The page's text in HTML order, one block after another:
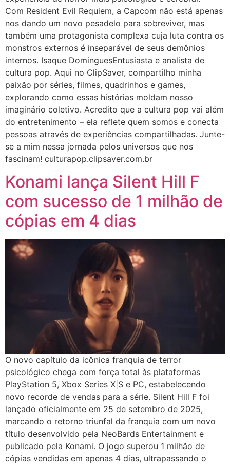
Com Resident Evil Requiem, a Capcom não está apenas
nos dando um novo pesadelo para sobreviver, mas
também uma protagonista complexa cuja luta contra os
monstros externos é inseparável de seus demônios
internos. Isaque DominguesEntusiasta e analista de
cultura pop. Aqui no ClipSaver, compartilho minha
paixão por séries, filmes, quadrinhos e games,
explorando como essas histórias moldam nosso
imaginário coletivo. Acredito que a cultura pop vai além
do entretenimento – ela reflete quem somos e conecta
pessoas através de experiências compartilhadas. Junte-
se a mim nessa jornada pelos universos que nos
fascinam! culturapop.clipsaver.com.br
Konami lança Silent Hill F
com sucesso de 1 milhão de
cópias em 4 dias
O novo capítulo da icônica franquia de terror
psicológico chega com força total às plataformas
PlayStation 5, Xbox Series X|S e PC, estabelecendo
novo recorde de vendas para a série. Silent Hill F foi
lançado oficialmente em 25 de setembro de 2025,
marcando o retorno triunfal da franquia com um novo
título desenvolvido pela NeoBards Entertainment e
publicado pela Konami. O jogo superou 1 milhão de
cópias vendidas em apenas 4 dias, ultrapassando o